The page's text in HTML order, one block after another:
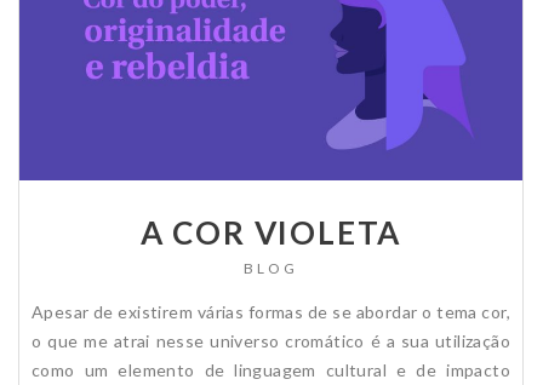
A COR VIOLETA
BLOG
Apesar de existirem várias formas de se abordar o tema cor,
o que me atrai nesse universo cromático é a sua utilização
como um elemento de linguagem cultural e de impacto